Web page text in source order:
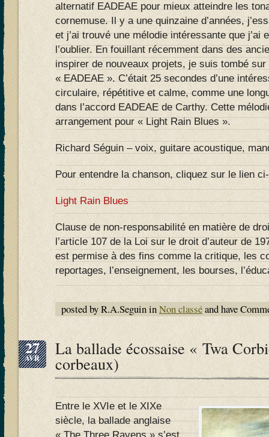
alternatif EADEAE pour mieux atteindre les
cornemuse. Il y a une quinzaine d’années,
et j’ai trouvé une mélodie intéressante que j’ai
l’oublier. En fouillant récemment dans des
inspirer de nouveaux projets, je suis tombé
« EADEAE ». C’était 25 secondes d’une
circulaire, répétitive et calme, comme une
dans l’accord EADEAE de Carthy. Cette
arrangement pour « Light Rain Blues ».
Richard Séguin – voix, guitare acoustique,
Pour entendre la chanson, cliquez sur le lien
Light Rain Blues
Clause de non-responsabilité en matière de
l’article 107 de la Loi sur le droit d’auteur de
est permise à des fins comme la critique, les
reportages, l’enseignement, les bourses,
posted by R.A.Seguin inNon classéand have
27
AVR La ballade écossaise « Twa
corbeaux)
Entre le XVIe et le XIXe
siècle, la ballade anglaise